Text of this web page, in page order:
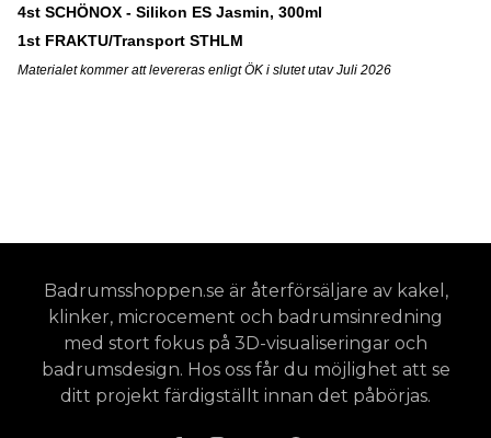
4st SCHÖNOX - Silikon ES Jasmin, 300ml
1st FRAKTU/Transport STHLM
Materialet kommer att levereras enligt ÖK i slutet utav Juli 2026
Badrumsshoppen.se är återförsäljare av kakel,
klinker, microcement och badrumsinredning
med stort fokus på 3D-visualiseringar och
badrumsdesign. Hos oss får du möjlighet att se
ditt projekt färdigställt innan det påbörjas.